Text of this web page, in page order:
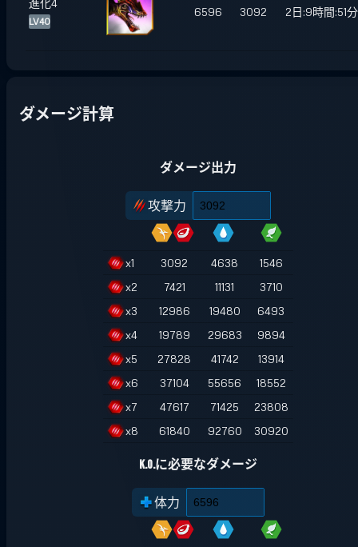
進化4
LV40
6596 3092 2日:9時間:51分
ダメージ計算
ダメージ出力
攻撃力
x1 3092 4638
1546
x2 7421 11131
3710
x3 12986 19480
6493
x4 19789 29683
9894
x5 27828 41742
13914
x6 37104 55656
18552
x7 47617 71425
23808
x8 61840 92760 30920
K.O.に必要なダメージ
体力